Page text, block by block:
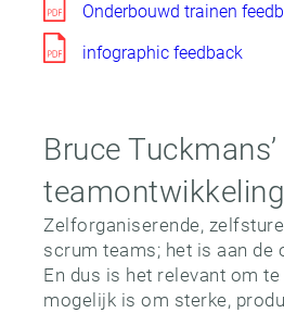
Onderbouwd trainen
infographic feedback
Bruce
teamontwikkeling
Zelforganiserende,
scrum teams; het is aan de
En dus is het relevant om
mogelijk is om sterke,